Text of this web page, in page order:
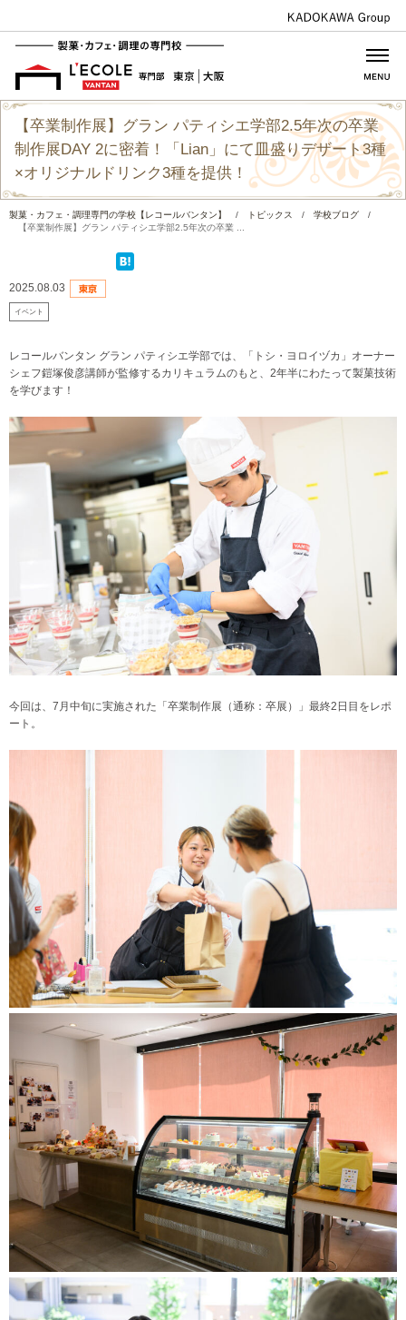
【卒業制作展】グラン パティシエ学部2.5年次の卒業
制作展DAY 2に密着！「Lian」にて皿盛りデザート3種
×オリジナルドリンク3種を提供！
製菓・カフェ・調理専門の学校【レコールバンタン】 / トピックス / 学校ブログ
/
【卒業制作展】グラン パティシエ学部2.5年次の卒業 ...
2025.08.03
イベント
レコールバンタン グラン パティシエ学部では、「トシ・ヨロイヅカ」オーナー
シェフ鎧塚俊彦講師が監修するカリキュラムのもと、2年半にわたって製菓技術
を学びます！
今回は、7月中旬に実施された「卒業制作展（通称：卒展）」最終2日目をレポ
ート。